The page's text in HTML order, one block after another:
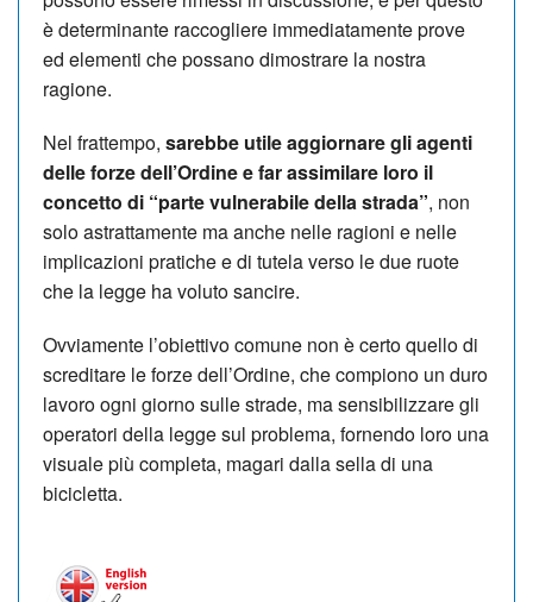
è determinante raccogliere immediatamente prove
ed elementi che possano dimostrare la nostra
ragione.
Nel frattempo, sarebbe utile aggiornare gli agenti
delle forze dell’Ordine e far assimilare loro il
concetto di “parte vulnerabile della strada”, non
solo astrattamente ma anche nelle ragioni e nelle
implicazioni pratiche e di tutela verso le due ruote
che la legge ha voluto sancire.
Ovviamente l’obiettivo comune non è certo quello di
screditare le forze dell’Ordine, che compiono un duro
lavoro ogni giorno sulle strade, ma sensibilizzare gli
operatori della legge sul problema, fornendo loro una
visuale più completa, magari dalla sella di una
bicicletta.